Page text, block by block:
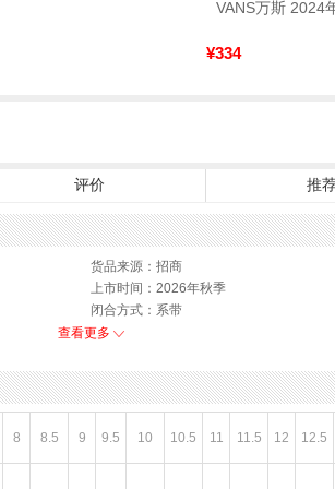
¥334
评价 推
货品来源：招商
上市时间：2026年秋季
闭合方式：系带
查看更多
8 8.5 9 9.5 10 10.5 11 11.5 12 12.5